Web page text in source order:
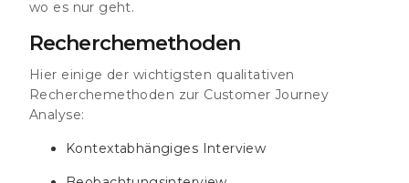
wo es nur geht.
Recherchemethoden
Hier einige der wichtigsten qualitativen
Recherchemethoden zur Customer Journey
Analyse:
Kontextabhängiges Interview